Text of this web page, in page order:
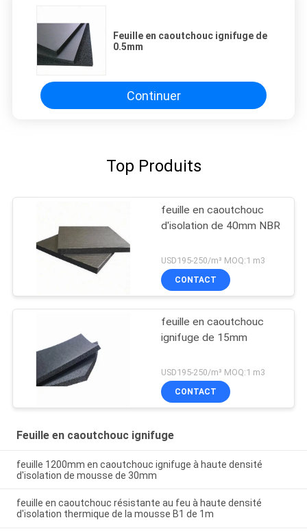
Feuille en caoutchouc ignifuge de
0.5mm
Continuer
Top Produits
feuille en caoutchouc
d'isolation de 40mm NBR
USD195-250/m³ MOQ:1 m3
CONTACT
feuille en caoutchouc
ignifuge de 15mm
USD195-250/m³ MOQ:1 m3
CONTACT
Feuille en caoutchouc ignifuge
feuille 1200mm en caoutchouc ignifuge à haute densité
d'isolation de mousse de 30mm
feuille en caoutchouc résistante au feu à haute densité
d'isolation thermique de la mousse B1 de 1m